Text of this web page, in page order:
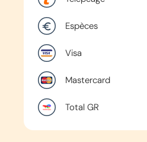
Espèces
Visa
Mastercard
Total GR